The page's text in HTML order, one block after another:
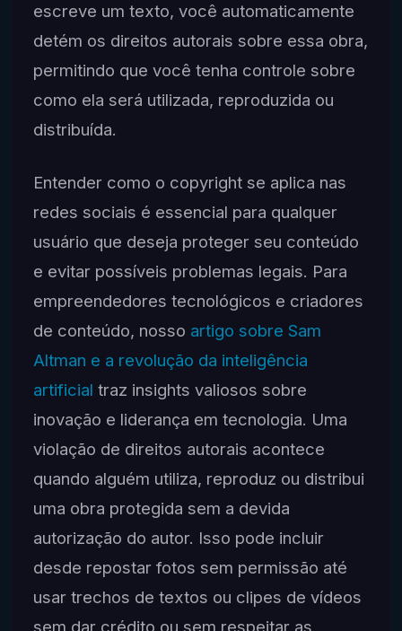
escreve um texto, você automaticamente
detém os direitos autorais sobre essa obra,
permitindo que você tenha controle sobre
como ela será utilizada, reproduzida ou
distribuída.
Entender como o copyright se aplica nas
redes sociais é essencial para qualquer
usuário que deseja proteger seu conteúdo
e evitar possíveis problemas legais. Para
empreendedores tecnológicos e criadores
de conteúdo, nosso artigo sobre Sam
Altman e a revolução da inteligência
artificial traz insights valiosos sobre
inovação e liderança em tecnologia. Uma
violação de direitos autorais acontece
quando alguém utiliza, reproduz ou distribui
uma obra protegida sem a devida
autorização do autor. Isso pode incluir
desde repostar fotos sem permissão até
usar trechos de textos ou clipes de vídeos
sem dar crédito ou sem respeitar as